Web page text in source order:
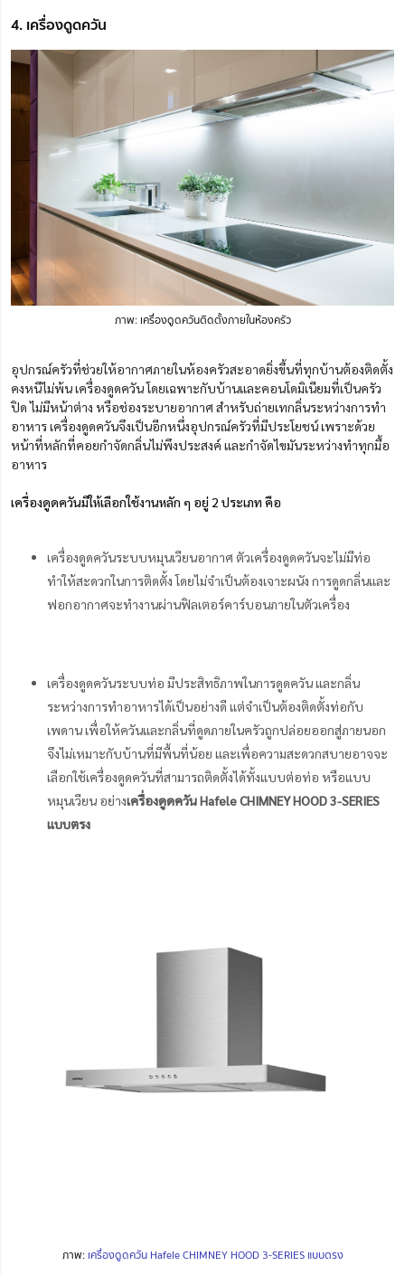
4. เครื่องดูดควัน
ภาพ: เครื่องดูดควันติดตั้งภายในห้องครัว
อุปกรณ์ครัวที่ช่วยให้อากาศภายในห้องครัวสะอาดยิ่งขึ้นที่ทุกบ้านต้องติดตั้ง
คงหนีไม่พ้น เครื่องดูดควัน โดยเฉพาะกับบ้านและคอนโดมิเนียมที่เป็นครัว
ปิด ไม่มีหน้าต่าง หรือช่องระบายอากาศ สำหรับถ่ายเทกลิ่นระหว่างการทำ
อาหาร เครื่องดูดควันจึงเป็นอีกหนึ่งอุปกรณ์ครัวที่มีประโยชน์ เพราะด้วย
หน้าที่หลักที่คอยกำจัดกลิ่นไม่พึงประสงค์ และกำจัดไขมันระหว่างทำทุกมื้อ
อาหาร
เครื่องดูดควันมีให้เลือกใช้งานหลัก ๆ อยู่ 2 ประเภท คือ
เครื่องดูดควันระบบหมุนเวียนอากาศ ตัวเครื่องดูดควันจะไม่มีท่อ
ทำให้สะดวกในการติดตั้ง โดยไม่จำเป็นต้องเจาะผนัง การดูดกลิ่นและ
ฟอกอากาศจะทำงานผ่านฟิลเตอร์คาร์บอนภายในตัวเครื่อง
เครื่องดูดควันระบบท่อ มีประสิทธิภาพในการดูดควัน และกลิ่น
ระหว่างการทำอาหารได้เป็นอย่างดี แต่จำเป็นต้องติดตั้งท่อกับ
เพดาน เพื่อให้ควันและกลิ่นที่ดูดภายในครัวถูกปล่อยออกสู่ภายนอก
จึงไม่เหมาะกับบ้านที่มีพื้นที่น้อย และเพื่อความสะดวกสบายอาจจะ
เลือกใช้เครื่องดูดควันที่สามารถติดตั้งได้ทั้งแบบต่อท่อ หรือแบบ
หมุนเวียน อย่างเครื่องดูดควัน Hafele CHIMNEY HOOD 3-SERIES
แบบตรง
ภาพ: เครื่องดูดควัน Hafele CHIMNEY HOOD 3-SERIES แบบตรง